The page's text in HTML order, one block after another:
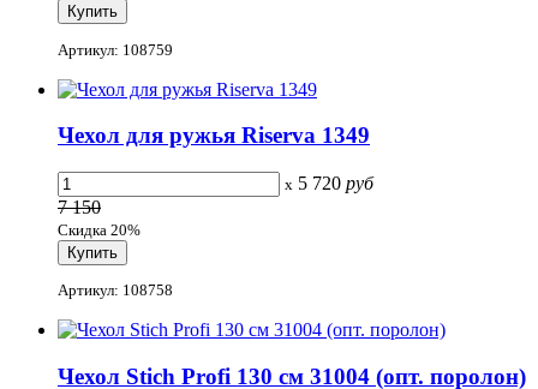
Артикул: 108759
Чехол для ружья Riserva 1349
x 5 720 руб
7 150
Скидка 20%
Артикул: 108758
Чехол Stich Profi 130 см 31004 (опт. поролон)